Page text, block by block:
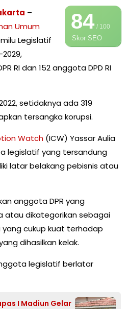
84/ 100
Skor SEO
–
Umum
Legislatif
RI dan 152 anggota DPD RI
setidaknya ada 319
tersangka korupsi.
Watch (ICW) Yassar Aulia
legislatif yang tersandung
latar belakang pebisnis atau
anggota DPR yang
atau dikategorikan sebagai
yang cukup kuat terhadap
dihasilkan kelak.
legislatif berlatar
I Madiun Gelar